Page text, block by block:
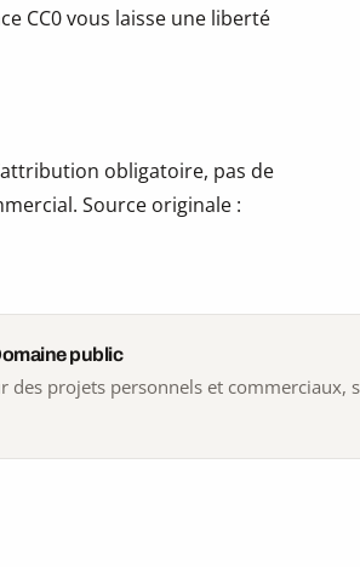
CC0 vous laisse une liberté
obligatoire, pas de
Source originale :
public
projets personnels et commerciaux,